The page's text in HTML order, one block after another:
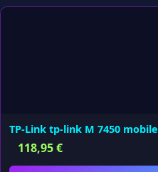
TP-Link tp-link M 7450
118,95€